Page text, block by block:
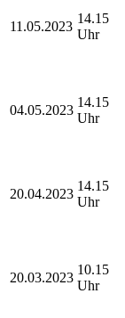
11.05.2023
14.15
Uhr
04.05.2023
14.15
Uhr
20.04.2023
14.15
Uhr
20.03.2023
10.15
Uhr